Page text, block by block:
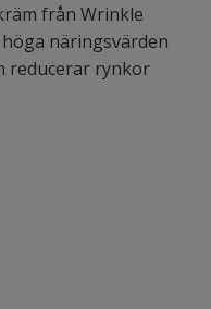
från Wrinkle
näringsvärden
reducerar rynkor